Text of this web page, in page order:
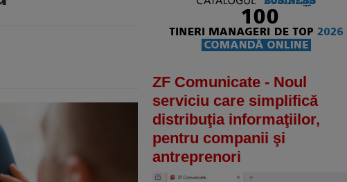
ZF Comunicate - Noul
serviciu care simplifică
distribuţia informaţiilor,
pentru companii şi
antreprenori